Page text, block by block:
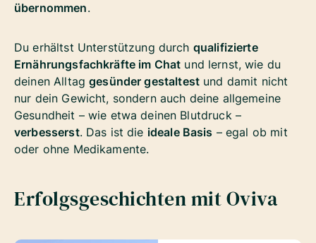
übernommen.
Du erhältst Unterstützung durch qualifizierte
Ernährungsfachkräfte im Chat und lernst, wie du
deinen Alltaggesünder gestaltestund damit nicht
nur dein Gewicht, sondern auch deine allgemeine
Gesundheit – wie etwa deinen Blutdruck –
verbesserst. Das ist die ideale Basis – egal ob mit
oder ohne Medikamente.
Erfolgsgeschichten mit Oviva